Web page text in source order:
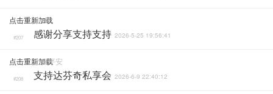
点击重新加载
Hivfx
#207 感谢分享支持支持 2026-5-25 19:56:41
点击重新加载
小安平安
#208 支持达芬奇私享会 2026-6-9 22:40:12